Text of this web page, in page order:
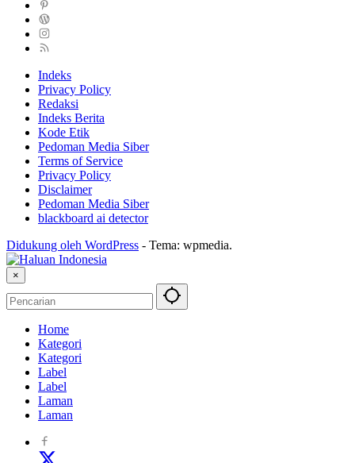
Indeks
Privacy Policy
Redaksi
Indeks Berita
Kode Etik
Pedoman Media Siber
Terms of Service
Privacy Policy
Disclaimer
Pedoman Media Siber
blackboard ai detector
Didukung oleh WordPress - Tema: wpmedia.
×
Home
Kategori
Kategori
Label
Label
Laman
Laman